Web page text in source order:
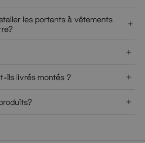
les portants à vêtements
ils livrés montés ?